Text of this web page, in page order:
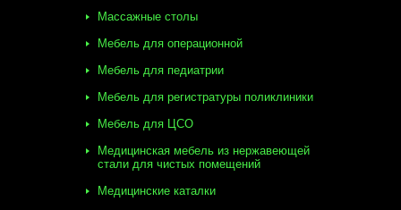
Массажные столы
Мебель для операционной
Мебель для педиатрии
Мебель для регистратуры поликлиники
Мебель для ЦСО
Медицинская мебель из нержавеющей
стали для чистых помещений
Медицинские каталки